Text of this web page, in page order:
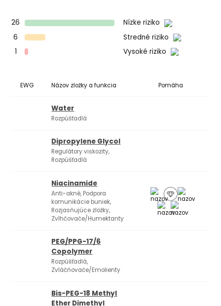
26
Nízke riziko
6
Stredné riziko
1
Vysoké riziko
EWG Názov zložky a funkcia Pomáha
Water
Rozpúšťadlá
Dipropylene Glycol
Regulátory viskozity,
Rozpúšťadlá
Niacinamide
Anti-akné, Podpora
komunikácie buniek,
Rozjasňujúce zložky,
Zvlhčovače/Humektanty
PEG/PPG-17/6
Copolymer
Rozpúšťadlá,
Zvláčňovače/Emolienty
Bis-PEG-18 Methyl
Ether Dimethyl